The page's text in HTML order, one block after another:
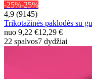
-25%-25%
4,9 (9145)
Trikotažinės paklodės su
nuo 9,22 €12,29 €
22 spalvos7 dydžiai